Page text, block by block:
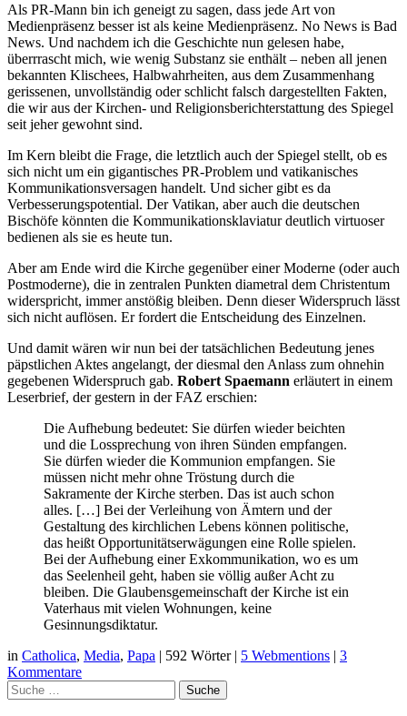
Als PR-Mann bin ich geneigt zu sagen, dass jede Art von
Medienpräsenz besser ist als keine Medienpräsenz. No News is Bad
News. Und nachdem ich die Geschichte nun gelesen habe,
überrrascht mich, wie wenig Substanz sie enthält – neben all jenen
bekannten Klischees, Halbwahrheiten, aus dem Zusammenhang
gerissenen, unvollständig oder schlicht falsch dargestellten Fakten,
die wir aus der Kirchen- und Religionsberichterstattung des Spiegel
seit jeher gewohnt sind.
Im Kern bleibt die Frage, die letztlich auch der Spiegel stellt, ob es
sich nicht um ein gigantisches PR-Problem und vatikanisches
Kommunikationsversagen handelt. Und sicher gibt es da
Verbesserungspotential. Der Vatikan, aber auch die deutschen
Bischöfe könnten die Kommunikationsklaviatur deutlich virtuoser
bedienen als sie es heute tun.
Aber am Ende wird die Kirche gegenüber einer Moderne (oder auch
Postmoderne), die in zentralen Punkten diametral dem Christentum
widerspricht, immer anstößig bleiben. Denn dieser Widerspruch lässt
sich nicht auflösen. Er fordert die Entscheidung des Einzelnen.
Und damit wären wir nun bei der tatsächlichen Bedeutung jenes
päpstlichen Aktes angelangt, der diesmal den Anlass zum ohnehin
gegebenen Widerspruch gab. Robert Spaemann erläutert in einem
Leserbrief, der gestern in der FAZ erschien:
Die Aufhebung bedeutet: Sie dürfen wieder beichten
und die Lossprechung von ihren Sünden empfangen.
Sie dürfen wieder die Kommunion empfangen. Sie
müssen nicht mehr ohne Tröstung durch die
Sakramente der Kirche sterben. Das ist auch schon
alles. […] Bei der Verleihung von Ämtern und der
Gestaltung des kirchlichen Lebens können politische,
das heißt Opportunitätserwägungen eine Rolle spielen.
Bei der Aufhebung einer Exkommunikation, wo es um
das Seelenheil geht, haben sie völlig außer Acht zu
bleiben. Die Glaubensgemeinschaft der Kirche ist ein
Vaterhaus mit vielen Wohnungen, keine
Gesinnungsdiktatur.
in Catholica, Media, Papa | 592 Wörter | 5 Webmentions | 3
Kommentare
Suche